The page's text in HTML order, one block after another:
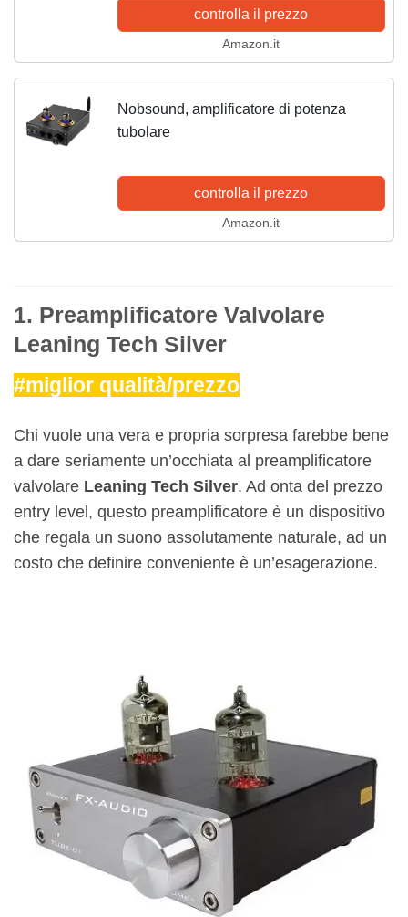
controlla il prezzo
Amazon.it
Nobsound, amplificatore di potenza
tubolare
controlla il prezzo
Amazon.it
1. Preamplificatore Valvolare
Leaning Tech Silver
#miglior qualità/prezzo
Chi vuole una vera e propria sorpresa farebbe bene
a dare seriamente un’occhiata al preamplificatore
valvolare Leaning Tech Silver. Ad onta del prezzo
entry level, questo preamplificatore è un dispositivo
che regala un suono assolutamente naturale, ad un
costo che definire conveniente è un’esagerazione.